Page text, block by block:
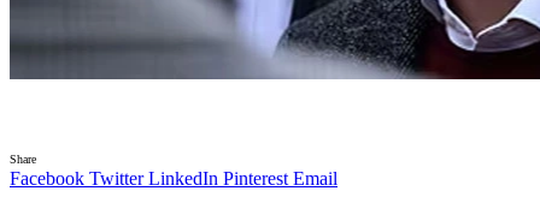
Share
Facebook Twitter LinkedIn Pinterest Email